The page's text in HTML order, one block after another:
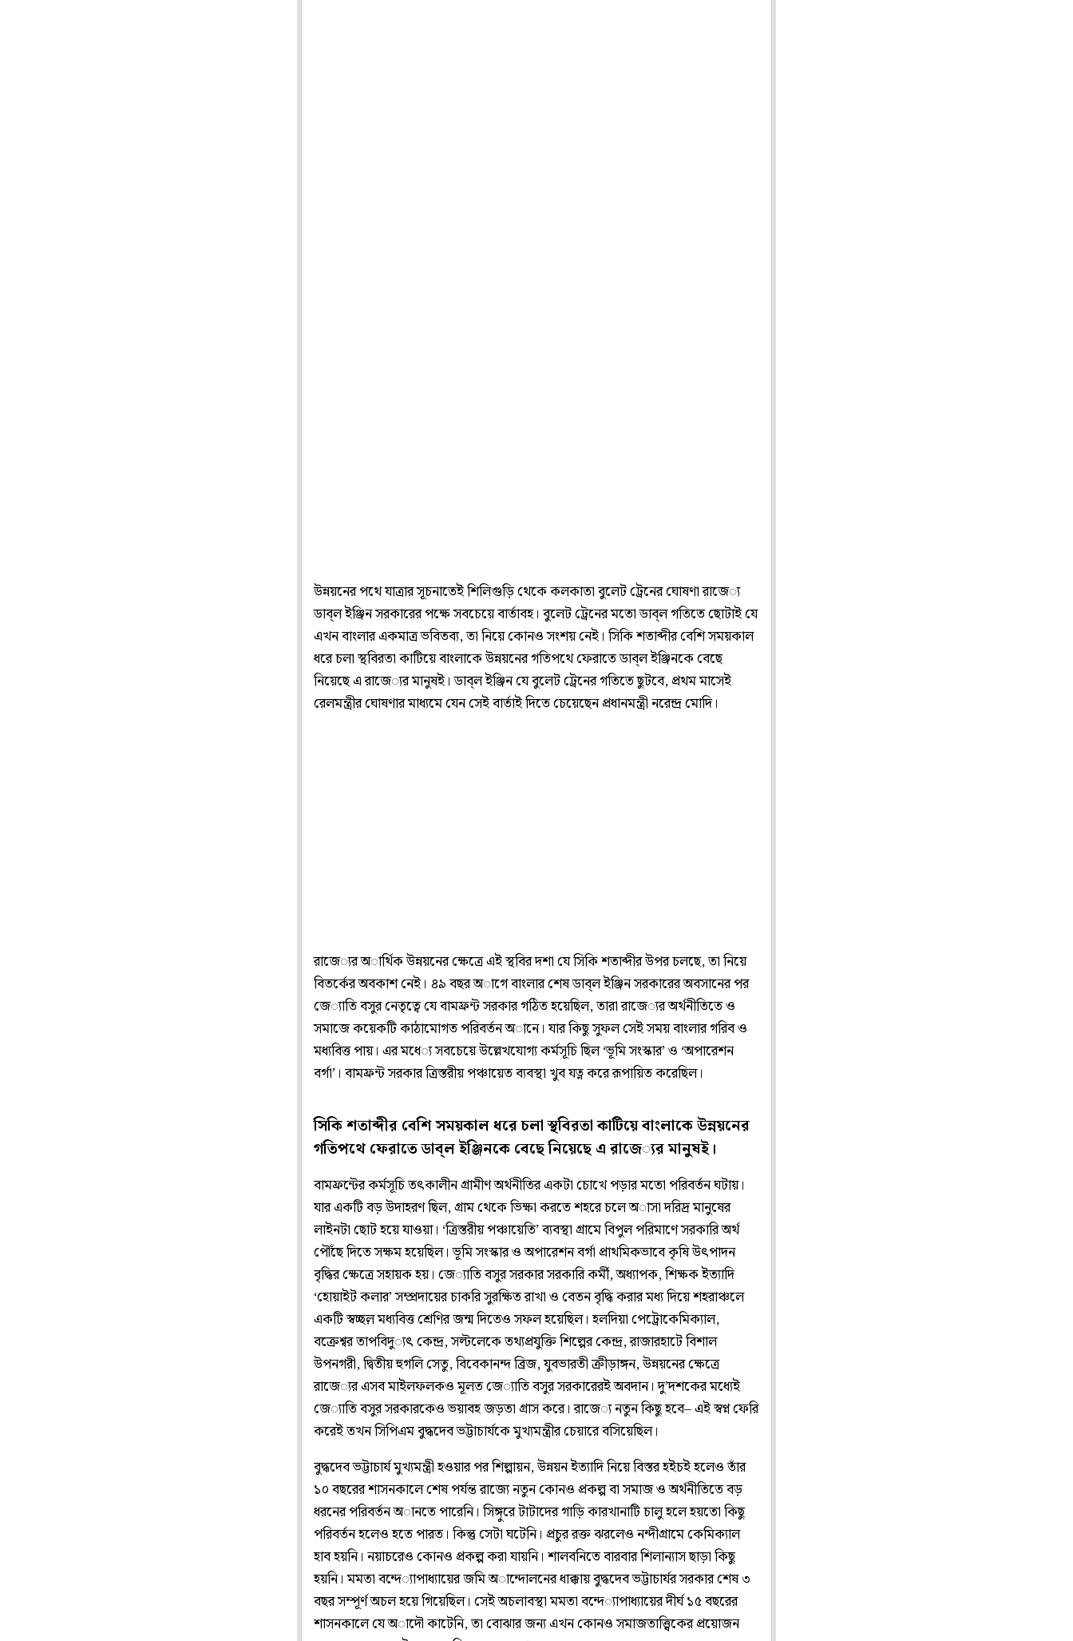
উন্নয়নের পথে যাত্রার সূচনাতেই শিলিগুড়ি থেকে কলকাতা বুলেট ট্রেনের ঘোষণা রাজে‌্য
ডাব্‌ল ইঞ্জিন সরকারের পক্ষে সবচেয়ে বার্তাবহ। বুলেট ট্রেনের মতো ডাব্‌ল গতিতে ছোটাই যে
এখন বাংলার একমাত্র ভবিতব‌্য, তা নিয়ে কোনও সংশয় নেই। সিকি শতাব্দীর বেশি সময়কাল
ধরে চলা স্থবিরতা কাটিয়ে বাংলাকে উন্নয়নের গতিপথে ফেরাতে ডাব্‌ল ইঞ্জিনকে বেছে
নিয়েছে এ রাজে‌্যর মানুষই। ডাব্‌ল ইঞ্জিন যে বুলেট ট্রেনের গতিতে ছুটবে, প্রথম মাসেই
রেলমন্ত্রীর ঘোষণার মাধ‌্যমে যেন সেই বার্তাই দিতে চেয়েছেন প্রধানমন্ত্রী নরেন্দ্র মোদি।
রাজে‌্যর অার্থিক উন্নয়নের ক্ষেত্রে এই স্থবির দশা যে সিকি শতাব্দীর উপর চলছে, তা নিয়ে
বিতর্কের অবকাশ নেই। ৪৯ বছর অাগে বাংলার শেষ ডাব্‌ল ইঞ্জিন সরকারের অবসানের পর
জে‌্যাতি বসুর নেতৃত্বে যে বামফ্রন্ট সরকার গঠিত হয়েছিল, তারা রাজে‌্যর অর্থনীতিতে ও
সমাজে কয়েকটি কাঠামোগত পরিবর্তন অানে। যার কিছু সুফল সেই সময় বাংলার গরিব ও
মধ‌্যবিত্ত পায়। এর মধে‌্য সবচেয়ে উল্লেখযোগ‌্য কর্মসূচি ছিল ‘ভূমি সংস্কার’ ও ‘অপারেশন
বর্গা’। বামফ্রন্ট সরকার ত্রিস্তরীয় পঞ্চায়েত ব‌্যবস্থা খুব যত্ন করে রূপায়িত করেছিল।
সিকি শতাব্দীর বেশি সময়কাল ধরে চলা স্থবিরতা কাটিয়ে বাংলাকে উন্নয়নের
গতিপথে ফেরাতে ডাব্‌ল ইঞ্জিনকে বেছে নিয়েছে এ রাজে‌্যর মানুষই।
বামফ্রন্টের কর্মসূচি তৎকালীন গ্রামীণ অর্থনীতির একটা চোখে পড়ার মতো পরিবর্তন ঘটায়।
যার একটি বড় উদাহরণ ছিল, গ্রাম থেকে ভিক্ষা করতে শহরে চলে অাসা দরিদ্র মানুষের
লাইনটা ছোট হয়ে যাওয়া। ‘ত্রিস্তরীয় পঞ্চায়েতি’ ব‌্যবস্থা গ্রামে বিপুল পরিমাণে সরকারি অর্থ
পৌঁছে দিতে সক্ষম হয়েছিল। ভূমি সংস্কার ও অপারেশন বর্গা প্রাথমিকভাবে কৃষি উৎপাদন
বৃদ্ধির ক্ষেত্রে সহায়ক হয়। জে‌্যাতি বসুর সরকার সরকারি কর্মী, অধ‌্যাপক, শিক্ষক ইত‌্যাদি
‘হোয়াইট কলার’ সম্প্রদায়ের চাকরি সুরক্ষিত রাখা ও বেতন বৃদ্ধি করার মধ‌্য দিয়ে শহরাঞ্চলে
একটি স্বচ্ছল় মধ‌্যবিত্ত শ্রেণির জন্ম দিতেও সফল হয়েছিল। হলদিয়া পেট্রোকেমিক‌্যাল,
বক্রেশ্বর তাপবিদু‌্যৎ কেন্দ্র, সল্টলেকে তথ‌্যপ্রযুক্তি শিল্পের কেন্দ্র, রাজারহাটে বিশাল
উপনগরী, দ্বিতীয় হুগলি সেতু, বিবেকানন্দ ব্রিজ, যুবভারতী ক্রীড়াঙ্গন, উন্নয়নের ক্ষেত্রে
রাজে‌্যর এসব মাইলফলকও মূলত জে‌্যাতি বসুর সরকারেরই অবদান। দু’দশকের মধ্যেই
জে‌্যাতি বসুর সরকারকেও ভয়াবহ জড়তা গ্রাস করে। রাজে‌্য নতুন কিছু হবে– এই স্বপ্ন ফেরি
করেই তখন সিপিএম বুদ্ধদেব ভট্টাচার্যকে মুখ‌্যমন্ত্রীর চেয়ারে বসিয়েছিল।
বুদ্ধদেব ভট্টাচার্য মুখ‌্যমন্ত্রী হওয়ার পর শিল্পায়ন, উন্নয়ন ইত‌্যাদি নিয়ে বিস্তর হইচই হলেও তাঁর
১০ বছরের শাসনকালে শেষ পর্যন্ত রাজ্যে নতুন কোনও প্রকল্প বা সমাজ ও অর্থনীতিতে বড়
ধরনের পরিবর্তন অানতে পারেনি। সিঙ্গুরে টাটাদের গাড়ি কারখানাটি চালু হলে হয়তো কিছু
পরিবর্তন হলেও হতে পারত। কিন্তু সেটা ঘটেনি। প্রচুর রক্ত ঝরলেও নন্দীগ্রামে কেমিক‌্যাল
হাব হয়নি। নয়াচরেও কোনও প্রকল্প করা যায়নি। শালবনিতে বারবার শিলান‌্যাস ছাড়া কিছু
হয়নি। মমতা বন্দে‌্যাপাধ‌্যায়ের জমি অান্দোলনের ধাক্কায় বুদ্ধদেব ভট্টাচার্যর সরকার শেষ ৩
বছর সম্পূর্ণ অচল হয়ে গিয়েছিল। সেই অচলাবস্থা মমতা বন্দে‌্যাপাধ‌্যায়ের দীর্ঘ ১৫ বছরের
শাসনকালে যে অাদৌ কাটেনি, তা বোঝার জন‌্য এখন কোনও সমাজতাত্ত্বিকের প্রয়োজন